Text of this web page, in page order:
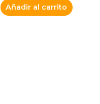
Añadir al carrito